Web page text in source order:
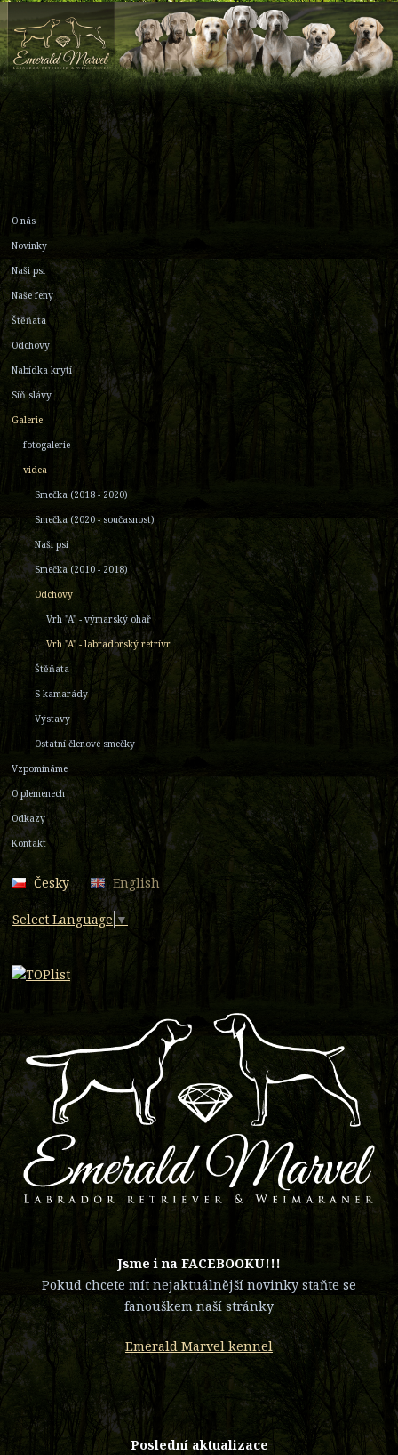
O nás
Novinky
Naši psi
Naše feny
Štěňata
Odchovy
Nabídka krytí
Síň slávy
Galerie
fotogalerie
videa
Smečka (2018 - 2020)
Smečka (2020 - současnost)
Naši psi
Smečka (2010 - 2018)
Odchovy
Vrh "A" - výmarský ohař
Vrh "A" - labradorský retrívr
Štěňata
S kamarády
Výstavy
Ostatní členové smečky
Vzpomínáme
O plemenech
Odkazy
Kontakt
Česky English
Select Language ▼
​Jsme i na FACEBOOKU!!!
Pokud chcete mít nejaktuálnější novinky staňte se
fanouškem naší stránky
Emerald Marvel kennel
Poslední aktualizace